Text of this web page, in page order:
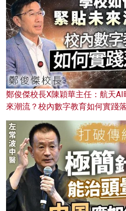
鄭俊傑校長X陳穎華主任：航天
來潮流？校內數字教育如何實踐